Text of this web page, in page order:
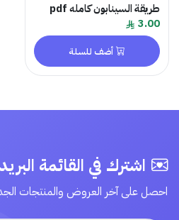
طريقة السينابون كامله pdf
3.00
أضف للسلة
اشترك في القائمة
احصل على آخر العروض والمنتجات